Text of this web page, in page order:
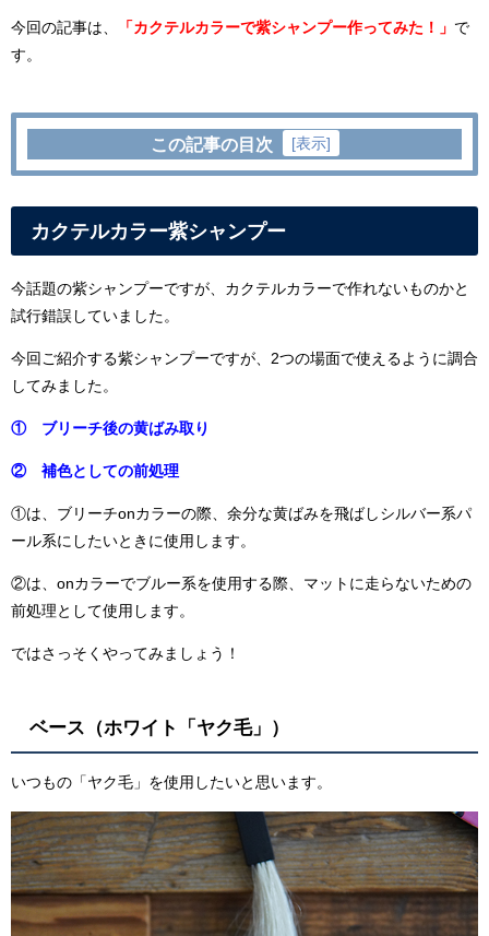
今回の記事は、 「カクテルカラーで紫シャンプー作ってみた！」 で
す。
この記事の目次 [表示]
カクテルカラー紫シャンプー
今話題の紫シャンプーですが、カクテルカラーで作れないものかと
試行錯誤していました。
今回ご紹介する紫シャンプーですが、2つの場面で使えるように調合
してみました。
① ブリーチ後の黄ばみ取り
② 補色としての前処理
①は、ブリーチonカラーの際、余分な黄ばみを飛ばしシルバー系パ
ール系にしたいときに使用します。
②は、onカラーでブルー系を使用する際、マットに走らないための
前処理として使用します。
ではさっそくやってみましょう！
ベース（ホワイト「ヤク毛」）
いつもの「ヤク毛」を使用したいと思います。